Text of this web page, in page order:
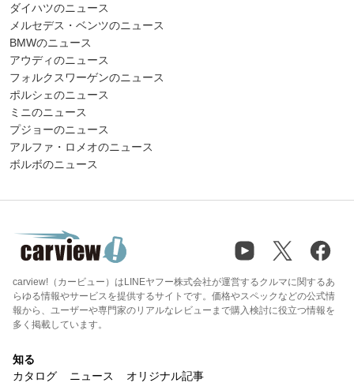
ダイハツのニュース
メルセデス・ベンツのニュース
BMWのニュース
アウディのニュース
フォルクスワーゲンのニュース
ポルシェのニュース
ミニのニュース
プジョーのニュース
アルファ・ロメオのニュース
ボルボのニュース
carview!（カービュー）はLINEヤフー株式会社が運営するクルマに関するあ
らゆる情報やサービスを提供するサイトです。価格やスペックなどの公式情
報から、ユーザーや専門家のリアルなレビューまで購入検討に役立つ情報を
多く掲載しています。
知る
カタログ
ニュース オリジナル記事